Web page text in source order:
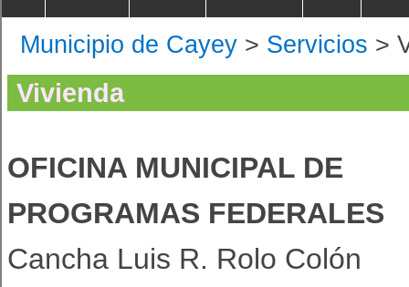
Municipio de Cayey> Servicios >
Vivienda
OFICINA MUNICIPAL DE
PROGRAMAS FEDERALES
Cancha Luis R. Rolo Colón